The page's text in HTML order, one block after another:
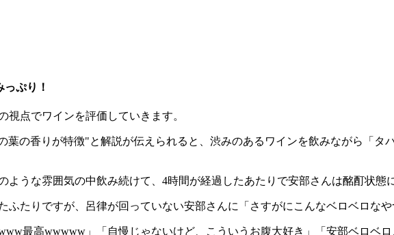
ぷり！
点でワインを評価していきます。
の香りが特徴"と解説が伝えられると、渋みのあるワインを飲みながら「タ
うな雰囲気の中飲み続けて、4時間が経過したあたりで安部さんは酩酊状態に
たりですが、呂律が回っていない安部さんに「さすがにこんなベロベロな
最高wwwww」「自慢じゃないけど、こういうお腹大好き」「安部ベロベ